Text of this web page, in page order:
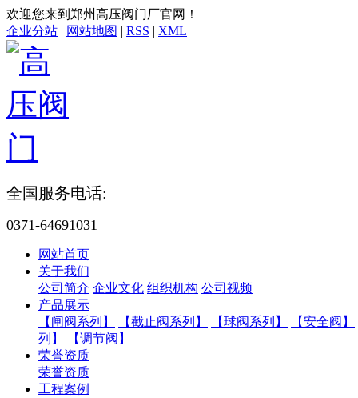
欢迎您来到郑州高压阀门厂官网！
企业分站 | 网站地图 | RSS | XML
全国服务电话:
0371-64691031
网站首页
关于我们
公司简介 企业文化 组织机构 公司视频
产品展示
【闸阀系列】
【截止阀系列】 【球阀系列】
【安全阀】
列】
【调节阀】
荣誉资质
荣誉资质
工程案例